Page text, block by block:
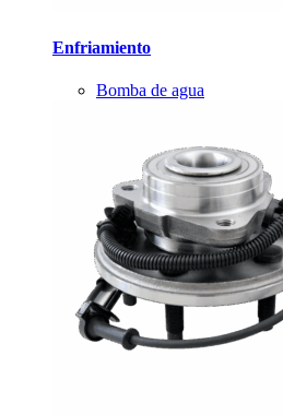
Enfriamiento
Bomba de agua